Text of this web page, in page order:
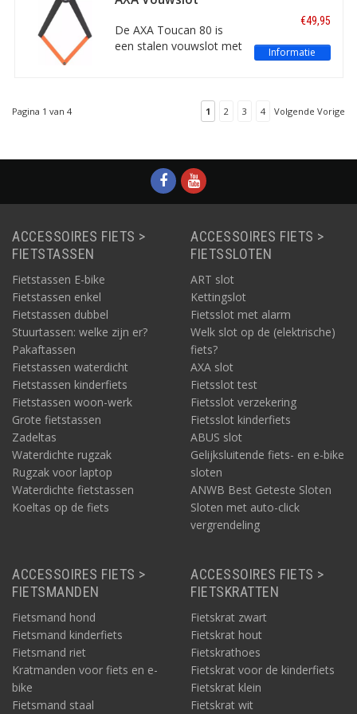
praktische houder voor
aan het frame. Met
ART-2 keurmerk.
De AXA Toucan 80 is
een stalen vouwslot met
praktische houder voor
€49,95
Informatie
Pagina 1 van 4 1 2 3 4 Volgende Vorige
ACCESSOIRES FIETS >
FIETSTASSEN
Fietstassen E-bike
Fietstassen enkel
Fietstassen dubbel
Stuurtassen: welke zijn er?
Pakaftassen
Fietstassen waterdicht
Fietstassen kinderfiets
Fietstassen woon-werk
Grote fietstassen
Zadeltas
Waterdichte rugzak
Rugzak voor laptop
Waterdichte fietstassen
Koeltas op de fiets
ACCESSOIRES FIETS >
FIETSSLOTEN
ART slot
Kettingslot
Fietsslot met alarm
Welk slot op de (elektrische)
fiets?
AXA slot
Fietsslot test
Fietsslot verzekering
Fietsslot kinderfiets
ABUS slot
Gelijksluitende fiets- en e-bike
sloten
ANWB Best Geteste Sloten
Sloten met auto-click
vergrendeling
ACCESSOIRES FIETS >
FIETSMANDEN
Fietsmand hond
Fietsmand kinderfiets
Fietsmand riet
Kratmanden voor fiets en e-
bike
Fietsmand staal
ACCESSOIRES FIETS >
FIETSKRATTEN
Fietskrat zwart
Fietskrat hout
Fietskrathoes
Fietskrat voor de kinderfiets
Fietskrat klein
Fietskrat wit